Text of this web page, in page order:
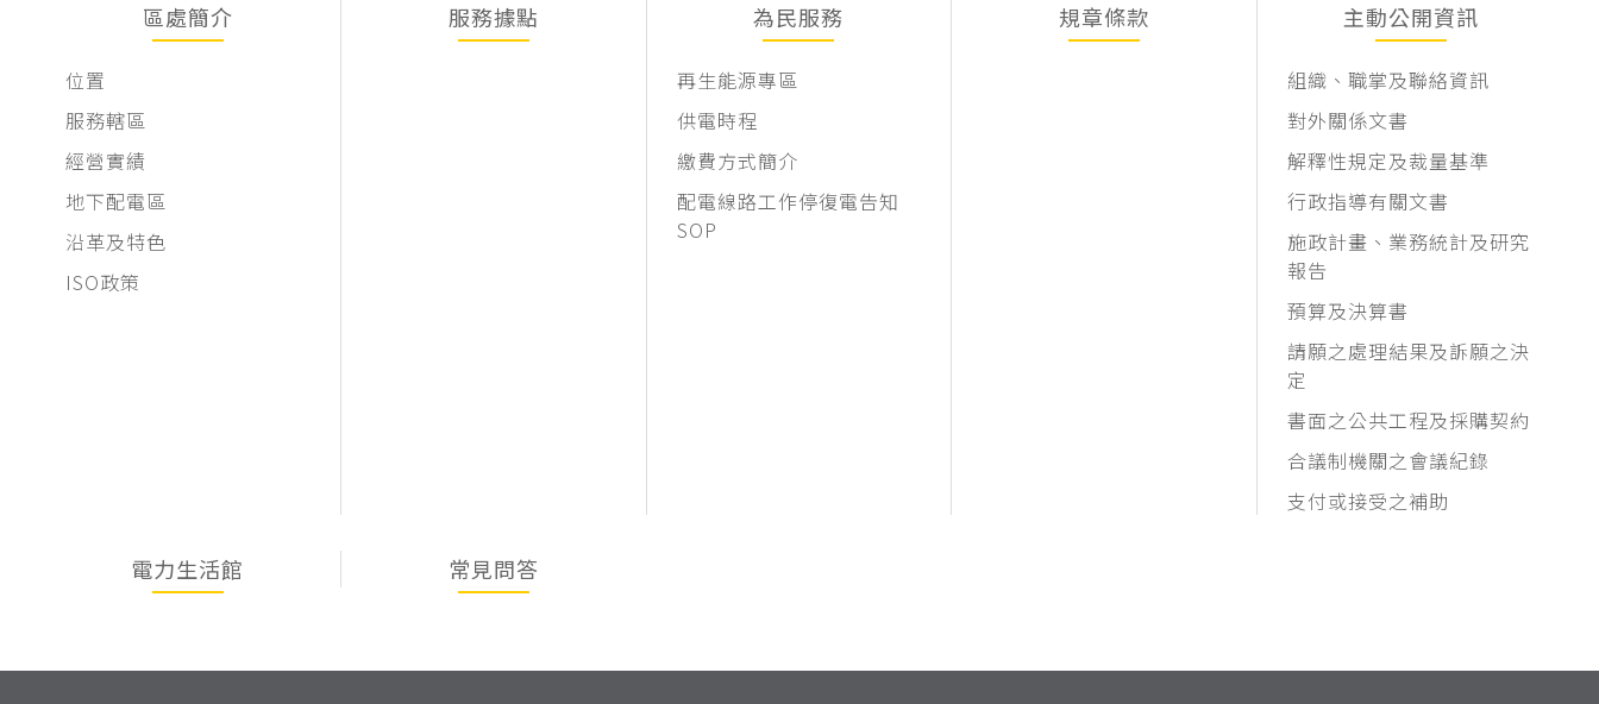
區處簡介
位置
服務轄區
經營實績
地下配電區
沿革及特色
ISO政策
服務據點 為民服務
再生能源專區
供電時程
繳費方式簡介
配電線路工作停復電告知
SOP
規章條款 主動公開資訊
組織、職掌及聯絡資訊
對外關係文書
解釋性規定及裁量基準
行政指導有關文書
施政計畫、業務統計及研究
報告
預算及決算書
請願之處理結果及訴願之決
定
書面之公共工程及採購契約
合議制機關之會議紀錄
支付或接受之補助
電力生活館 常見問答